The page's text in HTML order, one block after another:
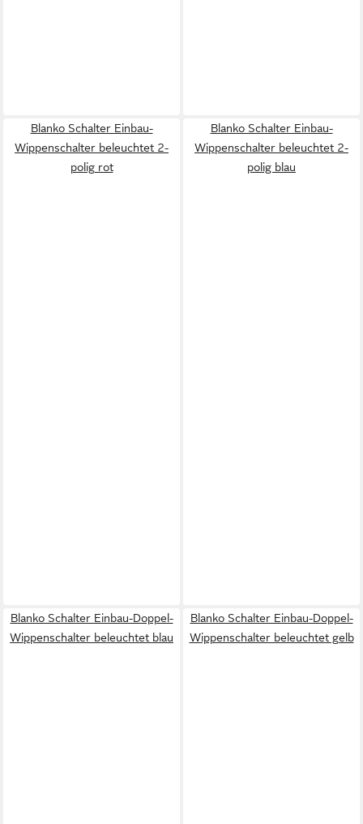
Blanko Schalter Einbau-
Wippenschalter beleuchtet 2-
polig rot
Blanko Schalter Einbau-
Wippenschalter beleuchtet 2-
polig blau
Blanko Schalter Einbau-Doppel-
Wippenschalter beleuchtet blau
Blanko Schalter Einbau-Doppel-
Wippenschalter beleuchtet gelb